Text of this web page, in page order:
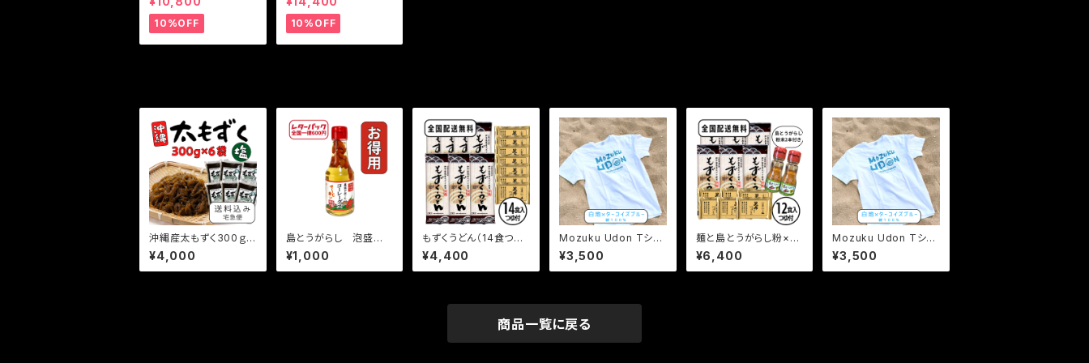
10%OFF 10%OFF
沖縄産太もずく300ｇ×
6袋
¥4,000
島とうがらし 泡盛漬
け（コーレーグス）150ｇ
¥1,000
もずくうどん（14食つゆ
付）
¥4,400
Mozuku Udon Tシャ
ツ 【Mサイズ】送料無
料
¥3,500
麺と島とうがらし粉×2
本のセット（12食つゆ
付）
¥6,400
Mozuku Udon Tシャ
ツ 【XLサイズ】送料無
料
¥3,500
商品一覧に戻る